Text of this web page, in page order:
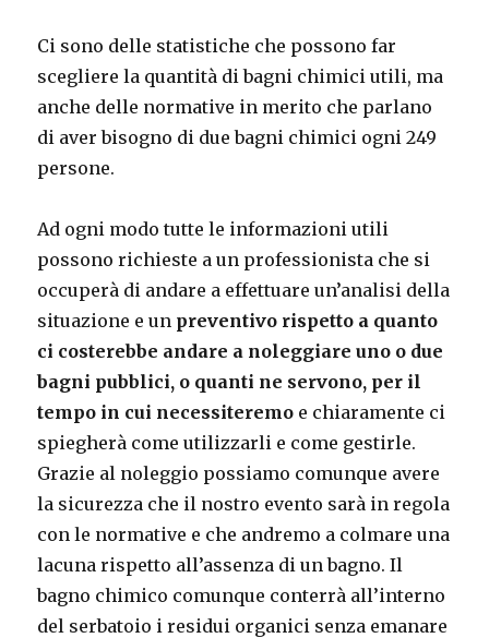
Ci sono delle statistiche che possono far
scegliere la quantità di bagni chimici utili, ma
anche delle normative in merito che parlano
di aver bisogno di due bagni chimici ogni 249
persone.
Ad ogni modo tutte le informazioni utili
possono richieste a un professionista che si
occuperà di andare a effettuare un’analisi della
situazione e un preventivo rispetto a quanto
ci costerebbe andare a noleggiare uno o due
bagni pubblici, o quanti ne servono, per il
tempo in cui necessiteremo e chiaramente ci
spiegherà come utilizzarli e come gestirle.
Grazie al noleggio possiamo comunque avere
la sicurezza che il nostro evento sarà in regola
con le normative e che andremo a colmare una
lacuna rispetto all’assenza di un bagno. Il
bagno chimico comunque conterrà all’interno
del serbatoio i residui organici senza emanare